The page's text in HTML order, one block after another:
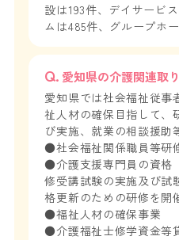
設は193件、デイサービ
ムは485件、グループホ
愛知県の介護関連取
愛知県では社会福祉従事
祉人材の確保目指して、
び実施、就業の相談援助
●社会福祉関係職員等研
●介護支援専門員の資格
修受講試験の実施及び試
格更新のための研修を開
●福祉人材の確保事業
●介護福祉士修学資金等